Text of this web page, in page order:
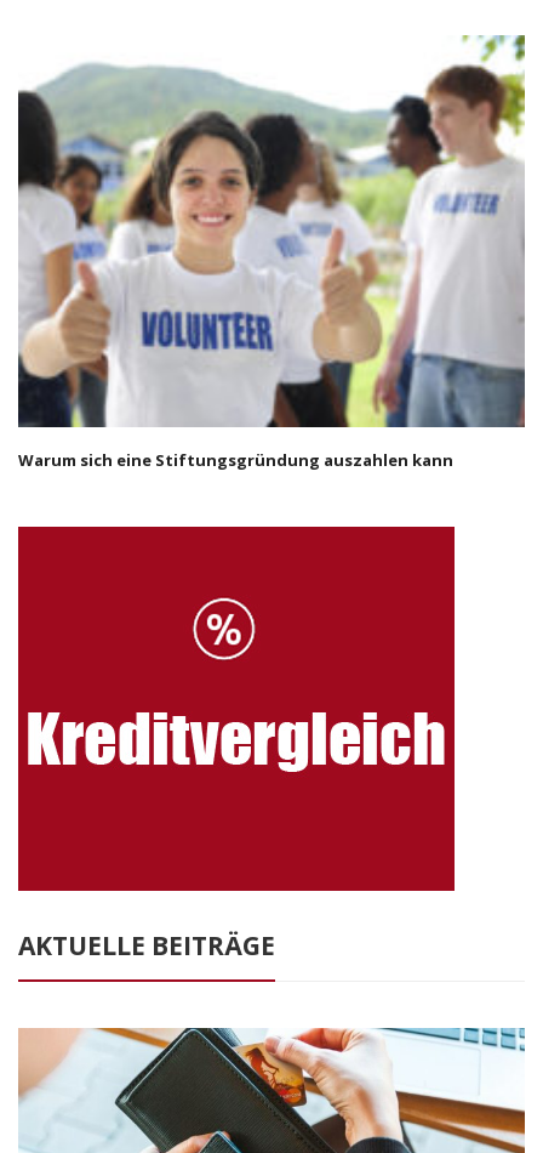
Warum sich eine Stiftungsgründung auszahlen kann
AKTUELLE BEITRÄGE